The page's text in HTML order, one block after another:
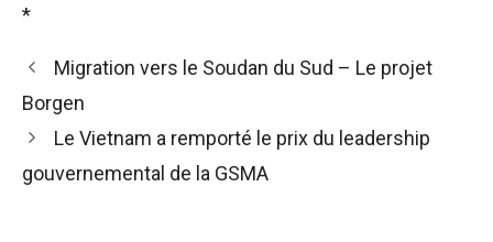
*
Migration vers le Soudan du Sud – Le projet
Borgen
Le Vietnam a remporté le prix du leadership
gouvernemental de la GSMA